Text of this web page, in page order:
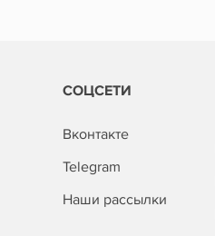
СОЦСЕТИ
Вконтакте
Telegram
Наши рассылки